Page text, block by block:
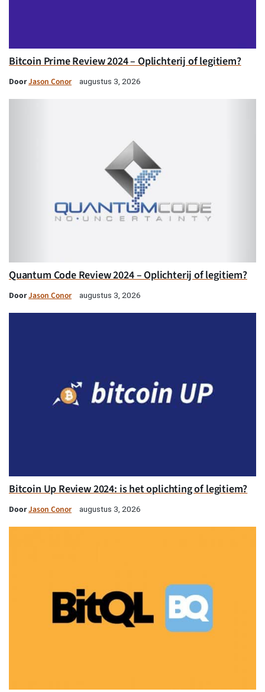
Bitcoin Prime Review 2024 – Oplichterij of legitiem?
DoorJason Conor augustus 3, 2026
Quantum Code Review 2024 – Oplichterij of legitiem?
DoorJason Conor augustus 3, 2026
Bitcoin Up Review 2024: is het oplichting of legitiem?
DoorJason Conor augustus 3, 2026